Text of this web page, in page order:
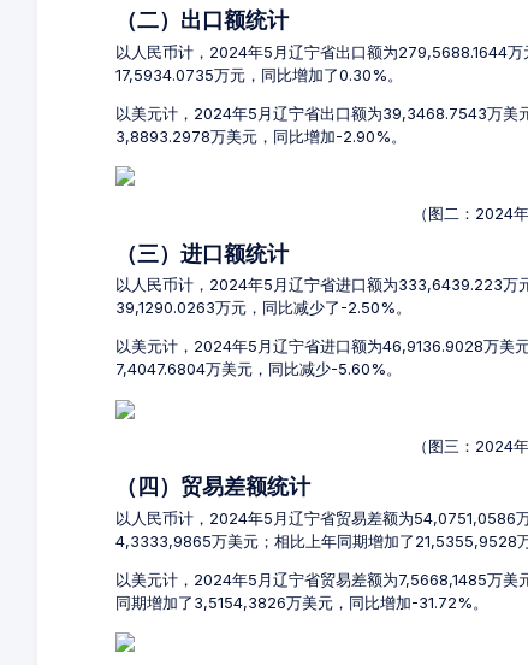
（二）出口额统计
以人民币计，2024年5月辽宁省出口额为279,5688.1644
17,5934.0735万元，同比增加了0.30%。
以美元计，2024年5月辽宁省出口额为39,3468.7543万美
3,8893.2978万美元，同比增加-2.90%。
（图二：2024
（三）进口额统计
以人民币计，2024年5月辽宁省进口额为333,6439.223万
39,1290.0263万元，同比减少了-2.50%。
以美元计，2024年5月辽宁省进口额为46,9136.9028万美
7,4047.6804万美元，同比减少-5.60%。
（图三：2024
（四）贸易差额统计
以人民币计，2024年5月辽宁省贸易差额为54,0751,0586
4,3333,9865万美元；相比上年同期增加了21,5355,9528
以美元计，2024年5月辽宁省贸易差额为7,5668,1485万
同期增加了3,5154,3826万美元，同比增加-31.72%。